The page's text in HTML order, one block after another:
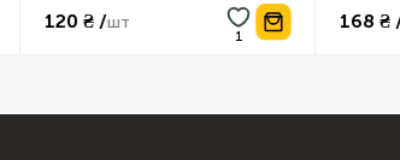
120 ₴ / шт 168 ₴ / шт